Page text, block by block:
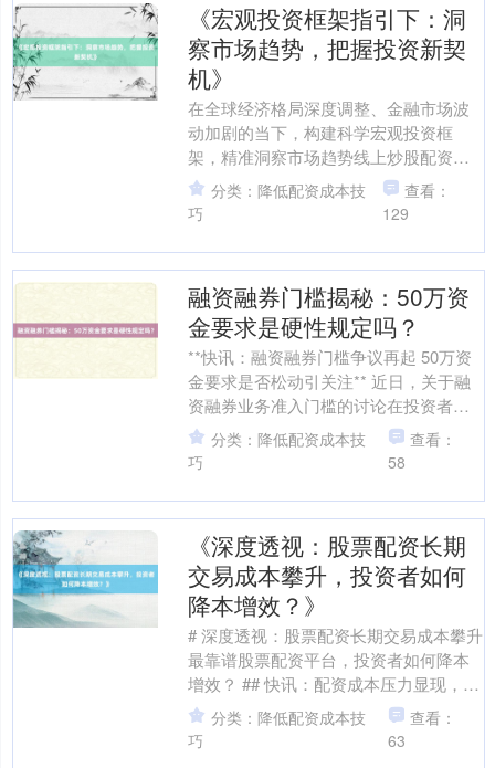
《宏观投资框架指引下：洞
察市场趋势，把握投资新契
机》
在全球经济格局深度调整、金融市场波
动加剧的当下，构建科学宏观投资框
架，精准洞察市场趋势线上炒股配资开
户，成为投资者把握新契机、实现资产
保值增值的关键。 从宏观经....
分类：降低配资成本技
巧
查看：
129
融资融券门槛揭秘：50万资
金要求是硬性规定吗？
**快讯：融资融券门槛争议再起 50万资
金要求是否松动引关注** 近日，关于融
资融券业务准入门槛的讨论在投资者群
体中持续发酵。自2015年证监会发布
《证券公司融....
分类：降低配资成本技
巧
查看：
58
《深度透视：股票配资长期
交易成本攀升，投资者如何
降本增效？》
# 深度透视：股票配资长期交易成本攀升
最靠谱股票配资平台，投资者如何降本
增效？ ## 快讯：配资成本压力显现，行
业生态悄然生变 近期，股票配资市场持
续呈现"隐性....
分类：降低配资成本技
巧
查看：
63